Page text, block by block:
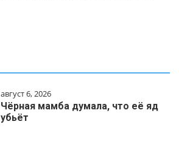
август 6, 2026
Чёрная мамба думала, что её яд
убьёт